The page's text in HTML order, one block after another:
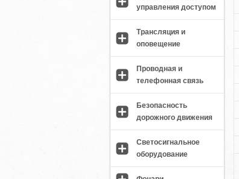
управления доступом
Трансляция и
оповещение
Проводная и
телефонная связь
Безопасность
дорожного движения
Светосигнальное
оборудование